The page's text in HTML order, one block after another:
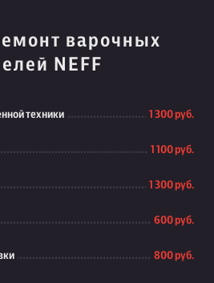
варочных
NEFF
техники 1 300 руб.
1 100 руб.
1 300 руб.
600 руб.
800 руб.